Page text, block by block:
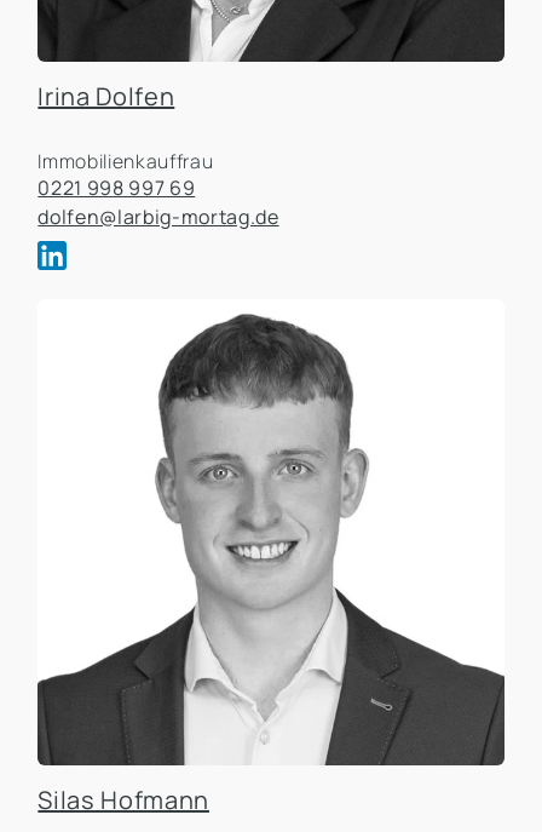
Irina Dolfen
Immobilienkauffrau
0221 998 997 69
dolfen@larbig-mortag.de
Silas Hofmann